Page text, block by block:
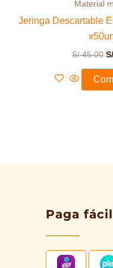
Material
Jeringa Descartable
S/45.00 S/
Paga